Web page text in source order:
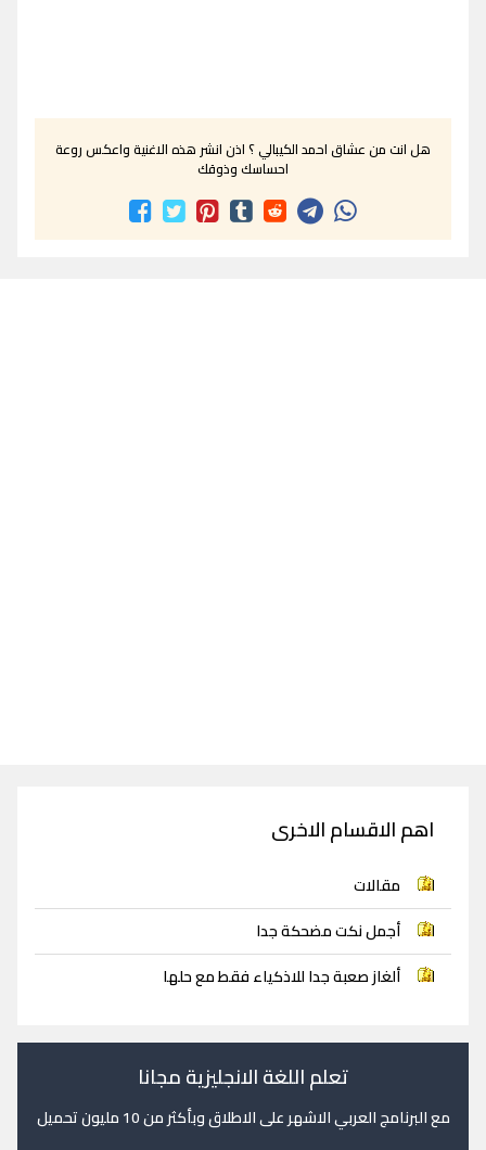
هل انت من عشاق احمد الكيبالي ؟ اذن انشر هذه الاغنية واعكس روعة
احساسك وذوقك
اهم الاقسام الاخرى
مقالات
أجمل نكت مضحكة جدا
ألغاز صعبة جدا للاذكياء فقط مع حلها
تعلم اللغة الانجليزية مجانا
مع البرنامج العربي الاشهر على الاطلاق وبأكثر من 10 مليون تحميل